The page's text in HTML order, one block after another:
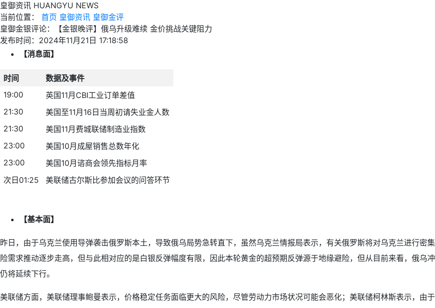
皇御资讯 HUANGYU NEWS
当前位置：
首页 皇御资讯 皇御金评
皇御金银评论：【金银晚评】俄乌升级难续 金价挑战关键阻力
发布时间：2024年11月21日 17:18:58
【消息面】
时间
数据及事件
19:00
英国11月CBI工业订单差值
21:30
美国至11月16日当周初请失业金人数
21:30
美国11月费城联储制造业指数
23:00
美国10月成屋销售总数年化
23:00
美国10月谘商会领先指标月率
次日01:25
美联储古尔斯比参加会议的问答环节
【基本面】
昨日，由于乌克兰使用导弹袭击俄罗斯本土，导致俄乌局势急转直下，虽然乌克兰情报局表示，有关俄罗斯将对乌克兰进行密
险需求推动逐步走高，但与此相对应的是白银反弹幅度有限，因此本轮黄金的超预期反弹源于地缘避险，但从目前来看，俄乌
仍将延续下行。
美联储方面，美联储理事鲍曼表示，价格稳定任务面临更大的风险，尽管劳动力市场状况可能会恶化；美联储柯林斯表示，由